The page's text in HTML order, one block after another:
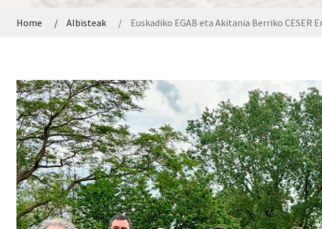
Home Albisteak Euskadiko EGAB eta Akitania Berriko